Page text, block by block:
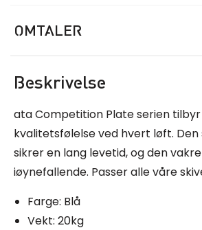
OMTALER
Beskrivelse
ata Competition Plate serien
kvalitetsfølelse ved hvert løft.
sikrer en lang levetid, og den
iøynefallende. Passer alle våre
Farge: Blå
Vekt: 20kg